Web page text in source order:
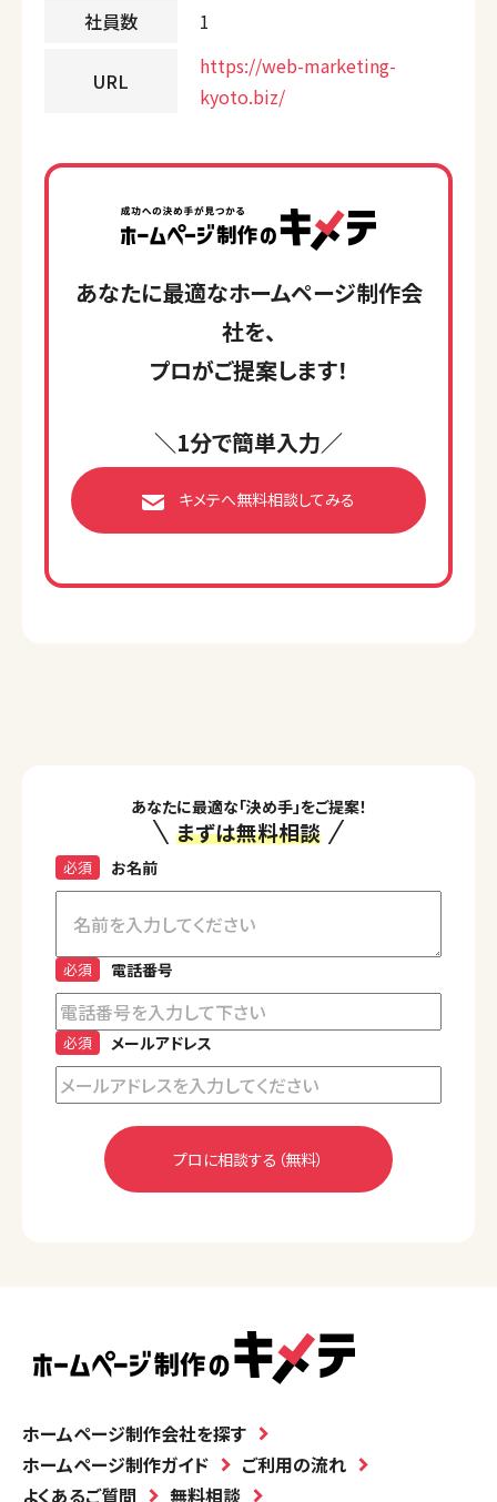
社員数
1
URL
https://web-marketing-
kyoto.biz/
あなたに最適なホームページ制作会
社を、
プロがご提案します！
＼1分で簡単入力／
キメテへ無料相談してみる
あなたに最適な「決め手」をご提案！
まずは無料相談
お名前
必須
電話番号
必須
メールアドレス
必須
ホームページ制作会社を探す
ホームページ制作ガイド
ご利用の流れ
よくあるご質問
無料相談